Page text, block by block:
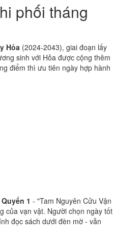
phối tháng
Hỏa (2024-2043), giai đoạn lấy
sinh với Hỏa được cộng thêm
điểm thì ưu tiên ngày hợp hành
1 - "Tam Nguyên Cửu Vận
của vạn vật. Người chọn ngày tốt
đọc sách dưới đèn mờ - vẫn